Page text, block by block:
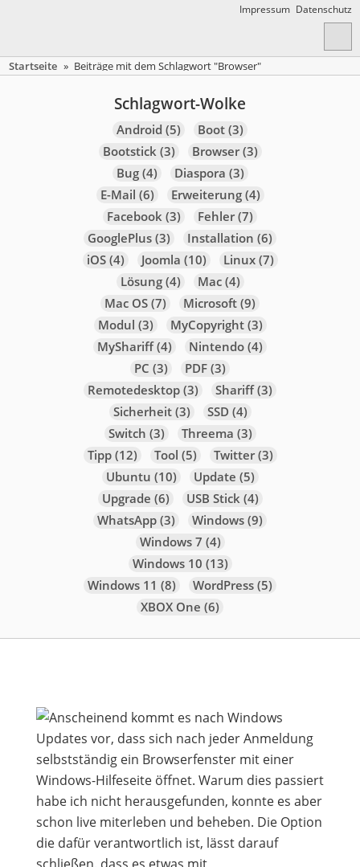
Impressum Datenschutz
Startseite » Beiträge mit dem Schlagwort "Browser"
Schlagwort-Wolke
Android (5) Boot(3)
Bootstick(3) Browser(3)
Bug(4) Diaspora (3)
E-Mail (6) Erweiterung(4)
Facebook(3) Fehler(7)
GooglePlus(3) Installation (6)
iOS(4) Joomla (10) Linux(7)
Lösung(4) Mac(4)
Mac OS(7) Microsoft(9)
Modul (3) MyCopyright(3)
MyShariff(4) Nintendo(4)
PC (3) PDF(3)
Remotedesktop(3) Shariff(3)
Sicherheit(3) SSD (4)
Switch (3) Threema (3)
Tipp(12) Tool (5) Twitter(3)
Ubuntu (10) Update (5)
Upgrade (6) USB Stick(4)
WhatsApp(3) Windows(9)
Windows 7 (4)
Windows 10 (13)
Windows 11 (8) WordPress(5)
XBOX One (6)